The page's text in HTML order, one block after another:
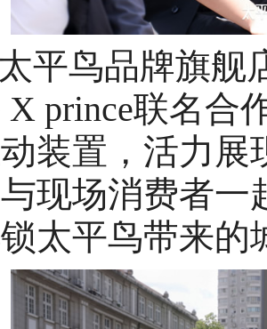
平鸟品牌旗舰
X prince联名合
装置，活力
现场消费者一
太平鸟带来的